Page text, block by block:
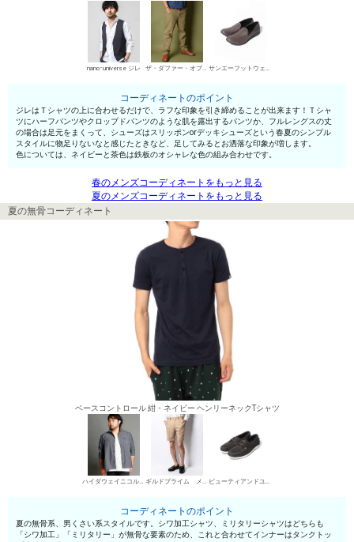
nano･universe ジレ ザ・ダファー・オブ・セントジョージ チノパン・綿パン サンエーフットウェア スリッポン
コーディネートのポイント
ジレはＴシャツの上に合わせるだけで、ラフな印象を引き締めることが出来ます！Ｔシャ
ツにハーフパンツやクロップドパンツのような肌を露出するパンツか、フルレングスの丈
の場合は足元をまくって、シューズはスリッポンorデッキシューズという春夏のシンプル
スタイルに物足りないなと感じたときなど、足してみるとお洒落な印象が増します。
色については、ネイビーと茶色は鉄板のオシャレな色の組み合わせです。
春のメンズコーディネートをもっと見る
夏のメンズコーディネートをもっと見る
夏の無骨コーディネート
ベースコントロール 紺・ネイビー ヘンリーネックTシャツ
ハイダウェイニコル（大きいサイズ） ミリタリーシャツ ギルドプライム メンズ チノパン・綿パン ビューティアンドユース ユナイテッドアローズ デッキシューズ
コーディネートのポイント
夏の無骨系、男くさい系スタイルです。シワ加工シャツ、ミリタリーシャツはどちらも
「シワ加工」「ミリタリー」が無骨な要素のため、これと合わせてインナーはタンクトッ